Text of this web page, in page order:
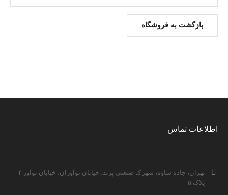
بازگشت به فروشگاه
اطلاعات تماس
تهران، جاده ساوه، شهرک صنعتی پرند، خیابان نوآوران، خیابان نوآور ۲
پلاک ۵